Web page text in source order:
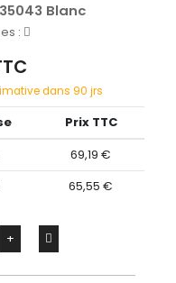
Blanc
:
dans 90 jrs
Prix TTC
69,19 €
65,55 €
+